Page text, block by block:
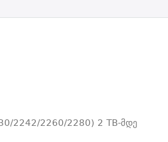
2242/2260/2280) 2 TB-მდე